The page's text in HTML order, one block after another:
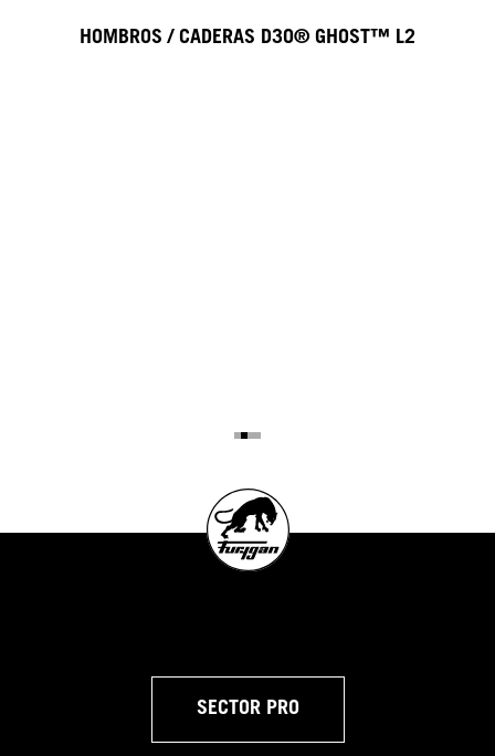
HOMBROS / CADERAS D3O® GHOST™ L2
SECTOR PRO